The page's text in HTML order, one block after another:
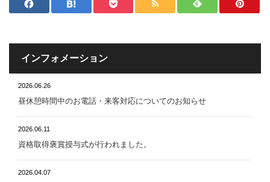
インフォメーション
2026.06.26
昼休憩時間中のお電話・来客対応についてのお知らせ
2026.06.11
資格取得褒賞授与式が行われました。
2026.04.07